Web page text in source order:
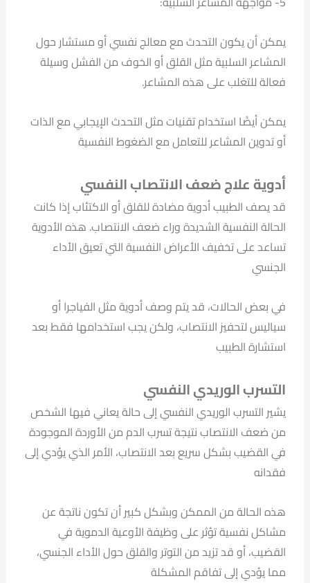
يمكن أن يكون التحدث مع معالج نفسي أو مستشار حول
المشاعر السلبية مثل القلق أو الخوف من الفشل وسيلة
فعالة للتغلب على هذه المشاعر.
يمكن أيضًا استخدام تقنيات مثل التحدث الإيجابي مع الذات
أو تدوين المشاعر للتعامل مع الضغوط النفسية
أدوية علاج ضعف الانتصاب النفسي
قد يصف الطبيب أدوية مضادة للقلق أو الاكتئاب إذا كانت
الحالة النفسية الشديدة وراء ضعف الانتصاب. هذه الأدوية
تساعد على تخفيف الأعراض النفسية التي تعيق الأداء
الجنسي
في بعض الحالات، قد يتم وصف أدوية مثل الفياجرا أو
سياليس لتحفيز الانتصاب، ولكن يجب استخدامها فقط بعد
استشارة الطبيب
التسرب الوريدي النفسي
يشير التسرب الوريدي النفسي إلى حالة يعاني فيها الشخص
من ضعف الانتصاب نتيجة تسرب الدم من الأوردة الموجودة
في القضيب بشكل سريع بعد الانتصاب، الأمر الذي يؤدي إلى
فقدانه
هذه الحالة من الممكن وبشكل كبير أن تكون ناتجة عن
مشاكل نفسية تؤثر على وظيفة الأوعية الدموية في
القضيب، أو قد تزيد من التوتر والقلق حول الأداء الجنسي،
مما يؤدي إلى تفاقم المشكلة